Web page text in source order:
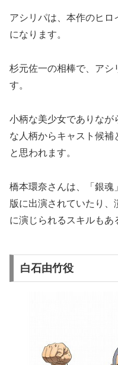
アシリパは、本作のヒ
になります。
杉元佐一の相棒で、アシ
す。
小柄な美少女でありなが
な人柄からキャスト候補
と思われます。
橋本環奈さんは、「銀魂
版に出演されていたり、
に演じられるスキルもあ
白石由竹役